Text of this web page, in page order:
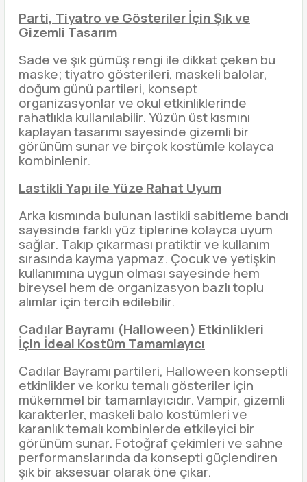
Parti, Tiyatro ve Gösteriler İçin Şık ve
Gizemli Tasarım
Sade ve şık gümüş rengi ile dikkat çeken bu
maske; tiyatro gösterileri, maskeli balolar,
doğum günü partileri, konsept
organizasyonlar ve okul etkinliklerinde
rahatlıkla kullanılabilir. Yüzün üst kısmını
kaplayan tasarımı sayesinde gizemli bir
görünüm sunar ve birçok kostümle kolayca
kombinlenir.
Lastikli Yapı ile Yüze Rahat Uyum
Arka kısmında bulunan lastikli sabitleme bandı
sayesinde farklı yüz tiplerine kolayca uyum
sağlar. Takıp çıkarması pratiktir ve kullanım
sırasında kayma yapmaz. Çocuk ve yetişkin
kullanımına uygun olması sayesinde hem
bireysel hem de organizasyon bazlı toplu
alımlar için tercih edilebilir.
Cadılar Bayramı (Halloween) Etkinlikleri
İçin İdeal Kostüm Tamamlayıcı
Cadılar Bayramı partileri, Halloween konseptli
etkinlikler ve korku temalı gösteriler için
mükemmel bir tamamlayıcıdır. Vampir, gizemli
karakterler, maskeli balo kostümleri ve
karanlık temalı kombinlerde etkileyici bir
görünüm sunar. Fotoğraf çekimleri ve sahne
performanslarında da konsepti güçlendiren
şık bir aksesuar olarak öne çıkar.